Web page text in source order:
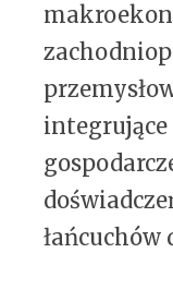
łańcuchów